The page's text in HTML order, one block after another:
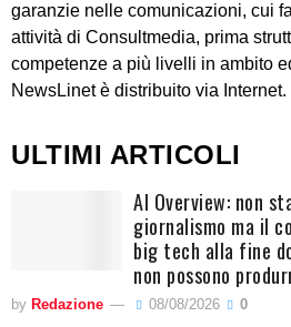
garanzie nelle comunicazioni, cui
attività di Consultmedia, prima
competenze a più livelli in ambito
NewsLinet è distribuito via Internet.
ULTIMI ARTICOLI
AI Overview: non
giornalismo ma il
big tech alla fine
non possono
by Redazione 08/08/2026 0